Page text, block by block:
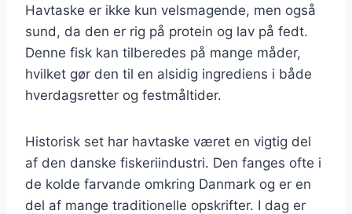
Havtaske er ikke kun velsmagende, men også
sund, da den er rig på protein og lav på fedt.
Denne fisk kan tilberedes på mange måder,
hvilket gør den til en alsidig ingrediens i både
hverdagsretter og festmåltider.
Historisk set har havtaske været en vigtig del
af den danske fiskeriindustri. Den fanges ofte i
de kolde farvande omkring Danmark og er en
del af mange traditionelle opskrifter. I dag er